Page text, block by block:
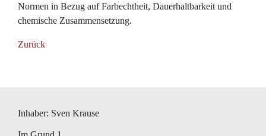
Normen in Bezug auf Farbechtheit, Dauerhaltbarkeit und
chemische Zusammensetzung.
Zurück
Inhaber: Sven Krause